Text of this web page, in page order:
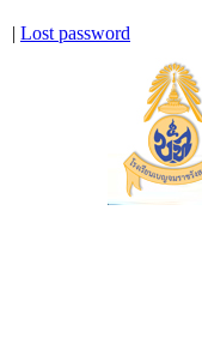
| Lost password